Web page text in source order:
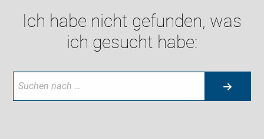
Ich habe nicht gefunden, was
ich gesucht habe: